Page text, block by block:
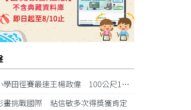
田徑賽最速王楊政偉 100公尺11秒87奪金
畫挑戰國際 粘信敏多次得獎獲肯定